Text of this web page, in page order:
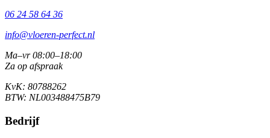
06 24 58 64 36
info@vloeren-perfect.nl
Ma–vr 08:00–18:00
Za op afspraak
KvK: 80788262
BTW: NL003488475B79
Bedrijf